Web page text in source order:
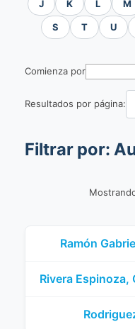
J K L M
S T U
Comienza por
Resultados por página:
Filtrar por:
Ramón
Rivera Espinoza,